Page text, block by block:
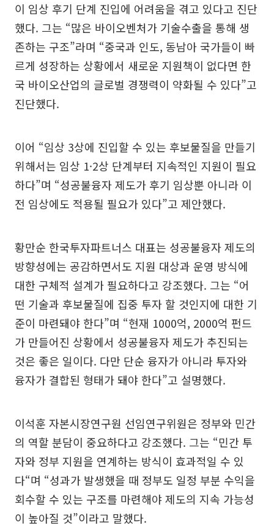
이 임상 후기 단계 진입에 어려움을 겪고 있다고 진단
했다. 그는 “많은 바이오벤처가 기술수출을 통해 생
존하는 구조”라며 “중국과 인도, 동남아 국가들이 빠
르게 성장하는 상황에서 새로운 지원책이 없다면 한
국 바이오산업의 글로벌 경쟁력이 약화될 수 있다”고
진단했다.
이어 “임상 3상에 진입할 수 있는 후보물질을 만들기
위해서는 임상 1·2상 단계부터 지속적인 지원이 필요
하다”며 “성공불융자 제도가 후기 임상뿐 아니라 이
전 임상에도 적용될 필요가 있다”고 제안했다.
황만순 한국투자파트너스 대표는 성공불융자 제도의
방향성에는 공감하면서도 지원 대상과 운영 방식에
대한 구체적 설계가 필요하다고 강조했다. 그는 “어
떤 기술과 후보물질에 집중 투자 할 것인지에 대한 기
준이 마련돼야 한다”며 “현재 1000억, 2000억 펀드
가 만들어진 상황에서 성공불융자 제도가 추진되는
것은 좋은 일이다. 다만 단순 융자가 아니라 투자와
융자가 결합된 형태가 돼야 한다”고 설명했다.
이석훈 자본시장연구원 선임연구위원은 정부와 민간
의 역할 분담이 중요하다고 강조했다. 그는 “민간 투
자와 정부 지원을 연계하는 방식이 효과적일 수 있
다“며 “성과가 발생했을 때 정부도 일정 부분 수익을
회수할 수 있는 구조를 마련해야 제도의 지속 가능성
이 높아질 것”이라고 말했다.